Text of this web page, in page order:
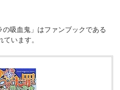
吸血鬼」はファンブックである
います。